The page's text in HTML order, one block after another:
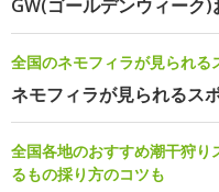
GW(ゴールデンウィーク
全国のネモフィラが見られ
ネモフィラが見られるス
全国各地のおすすめ潮干狩
るもの採り方のコツも